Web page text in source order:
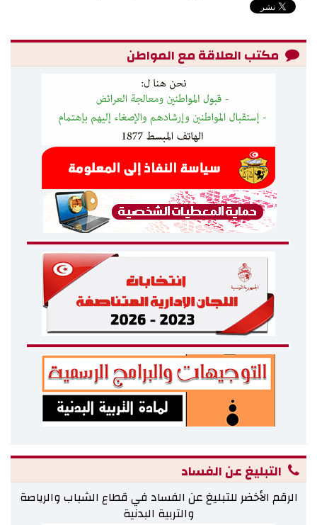
مكتب العلاقة مع المواطن
التبليغ عن الفساد
الرقم الأخضر للتبليغ عن الفساد في قطاع الشباب والرياصة
والتربية البدنية